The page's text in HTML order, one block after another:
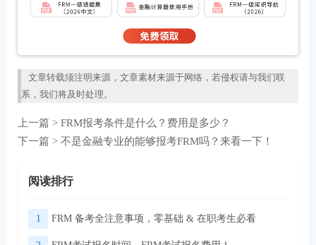
文章转载须注明来源，文章素材来源于网络，若侵权请与我们联
系，我们将及时处理。
上一篇 > FRM报考条件是什么？费用是多少？
下一篇 > 不是金融专业的能够报考FRM吗？来看一下！
阅读排行
1 FRM 备考全注意事项，零基础 & 在职考生必看